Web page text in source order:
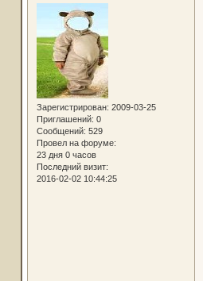
Зарегистрирован: 2009-03-25
Приглашений: 0
Сообщений: 529
Провел на форуме:
23 дня 0 часов
Последний визит:
2016-02-02 10:44:25